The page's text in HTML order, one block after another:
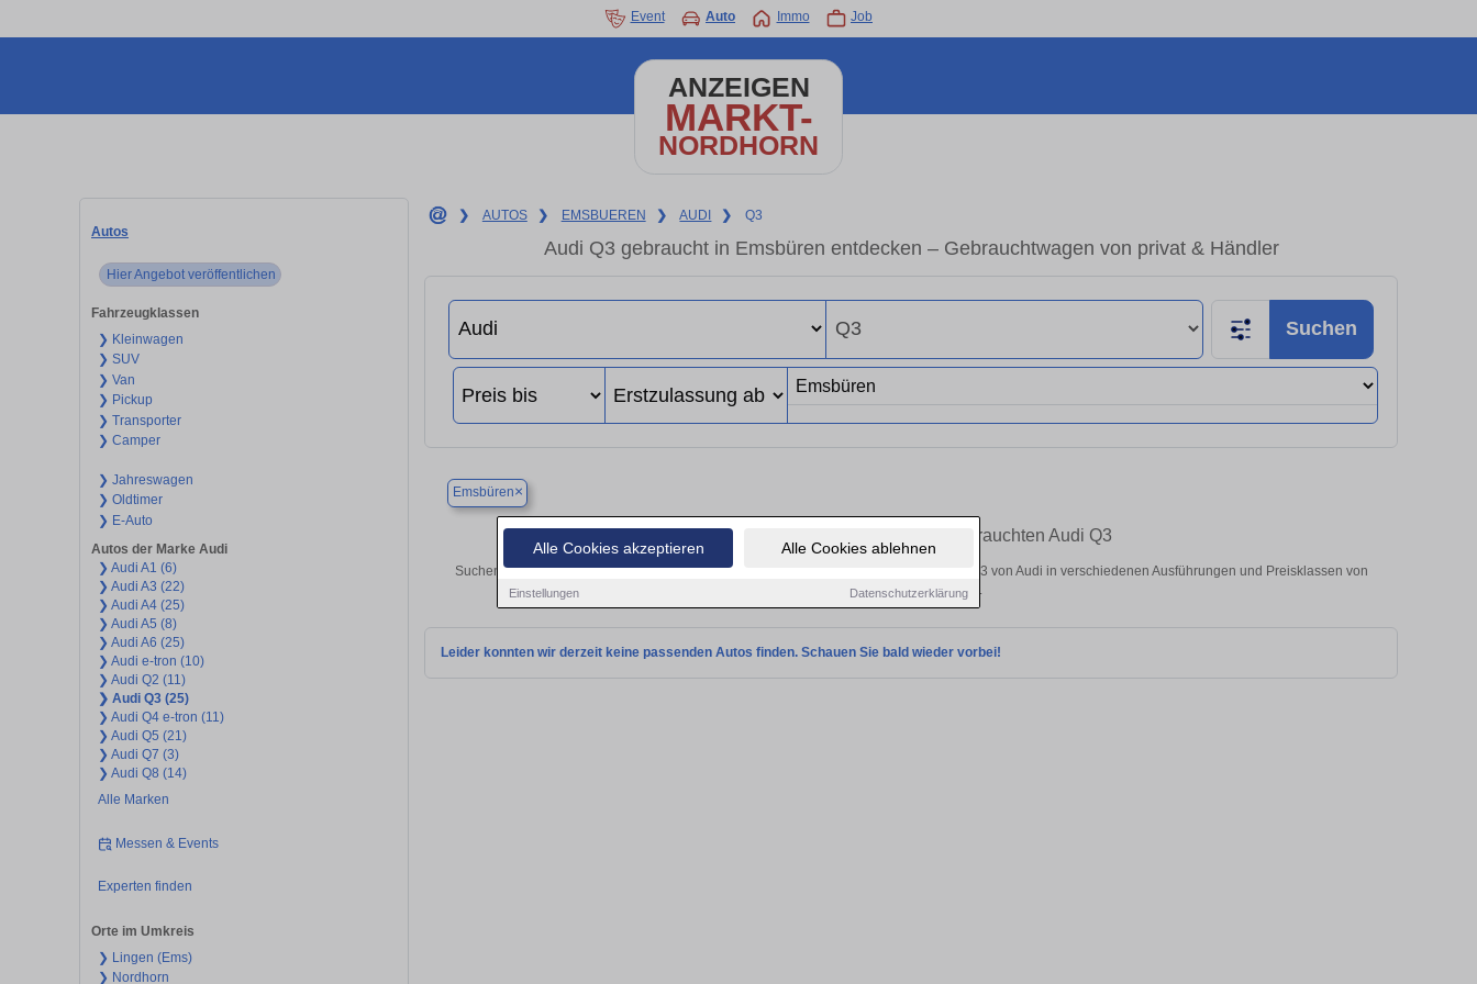
Alle Cookies akzeptieren Alle Cookies ablehnen
Einstellungen Datenschutzerklärung
Event Auto Immo Job
ANZEIGEN
MARKT-
NORDHORN
Autos
Hier Angebot veröffentlichen
Fahrzeugklassen
❯ Kleinwagen
❯ SUV
❯ Van
❯ Pickup
❯ Transporter
❯ Camper
❯ Jahreswagen
❯ Oldtimer
❯ E-Auto
Autos der Marke Audi
❯ Audi A1 (6)
❯ Audi A3 (22)
❯ Audi A4 (25)
❯ Audi A5 (8)
❯ Audi A6 (25)
❯ Audi e-tron (10)
❯ Audi Q2 (11)
❯ Audi Q3 (25)
❯ Audi Q4 e-tron (11)
❯ Audi Q5 (21)
❯ Audi Q7 (3)
❯ Audi Q8 (14)
Alle Marken
Messen & Events
Experten finden
Orte im Umkreis
❯ Lingen (Ems)
❯ Nordhorn
❯ AUTOS ❯ EMSBUEREN ❯ AUDI ❯ Q3
Audi Q3 gebraucht in Emsbüren entdecken – Gebrauchtwagen von privat & Händler
Suchen
Emsbüren×
Finden Sie in Emsbüren Ihren gebrauchten Audi Q3
Suchen Sie in Emsbüren einen Audi Q3 Gebrauchtwagen? Entdecken Sie gebrauchte Q3 von Audi in verschiedenen Ausführungen und Preisklassen von
privat und vom Händler.
Leider konnten wir derzeit keine passenden Autos finden. Schauen Sie bald wieder vorbei!